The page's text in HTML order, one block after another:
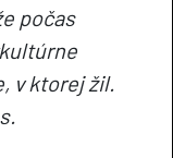
počas
v ktorej žil.